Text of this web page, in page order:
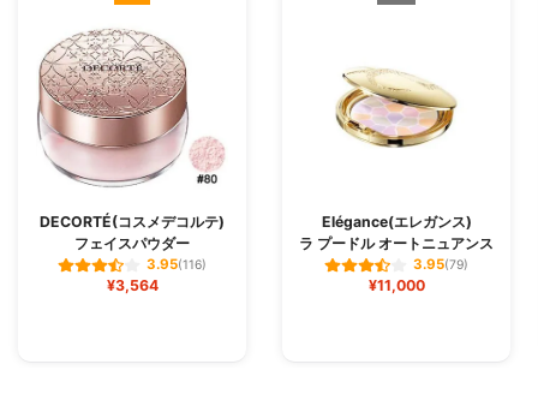
DECORTÉ(コスメデコルテ)
フェイスパウダー
3.95(116)
¥3,564
Elégance(エレガンス)
ラ プードル オートニュアンス
3.95(79)
¥11,000